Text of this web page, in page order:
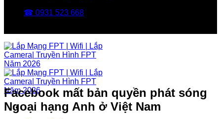
☎ 0931 523 668
Facebook mất bản quyền phát sóng
Ngoại hạng Anh ở Việt Nam